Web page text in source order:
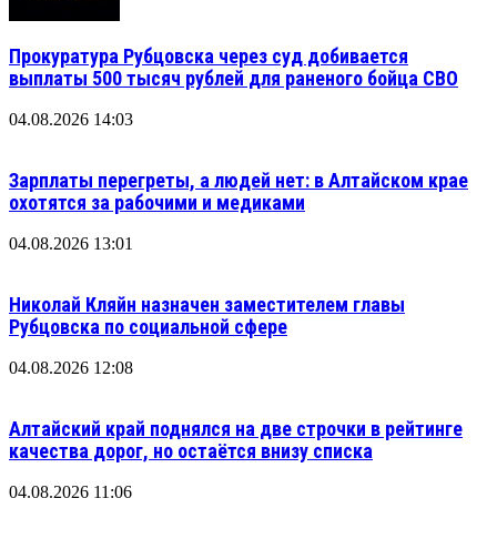
Прокуратура Рубцовска через суд добивается
выплаты 500 тысяч рублей для раненого бойца СВО
04.08.2026 14:03
Зарплаты перегреты, а людей нет: в Алтайском крае
охотятся за рабочими и медиками
04.08.2026 13:01
Николай Кляйн назначен заместителем главы
Рубцовска по социальной сфере
04.08.2026 12:08
Алтайский край поднялся на две строчки в рейтинге
качества дорог, но остаётся внизу списка
04.08.2026 11:06